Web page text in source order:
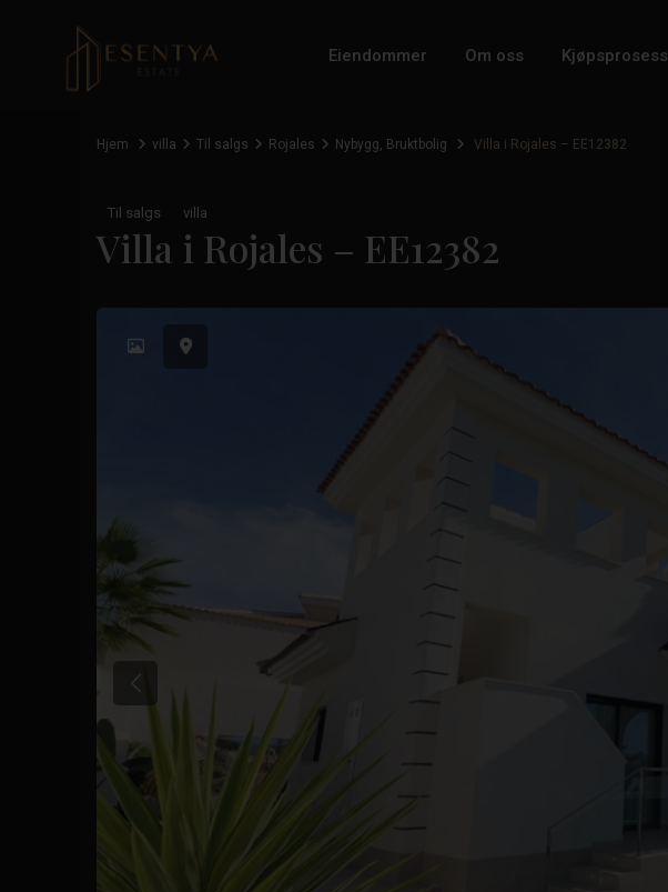
Eiendommer Om oss Kjøpsprosess
Hjem villa Til salgs Rojales Nybygg, Bruktbolig Villa i Rojales – EE12382
Til salgs villa
Villa i Rojales – EE12382
Tidligere